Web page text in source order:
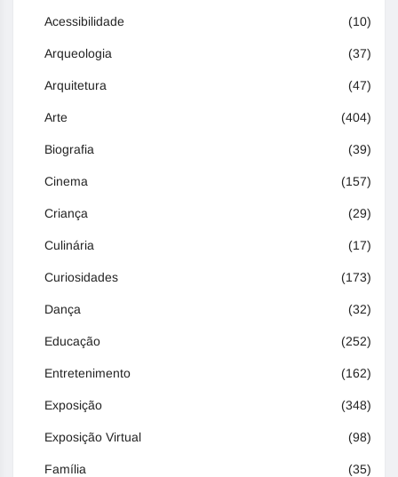
Acessibilidade (10)
Arqueologia (37)
Arquitetura (47)
Arte (404)
Biografia (39)
Cinema (157)
Criança (29)
Culinária (17)
Curiosidades (173)
Dança (32)
Educação (252)
Entretenimento (162)
Exposição (348)
Exposição Virtual (98)
Família (35)